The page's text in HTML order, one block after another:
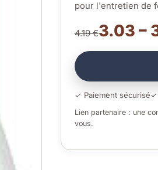
pour l'entretien de
4.19 €3.03 –
✓ Paiement sécurisé✓
Lien partenaire : une
vous.